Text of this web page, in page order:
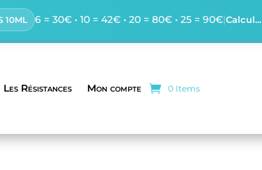
10ML 6 = 30€ • 10 = 42€ • 20 = 80€ • 25 = 90€|Calcul...
Les Résistances Mon compte 0 Items